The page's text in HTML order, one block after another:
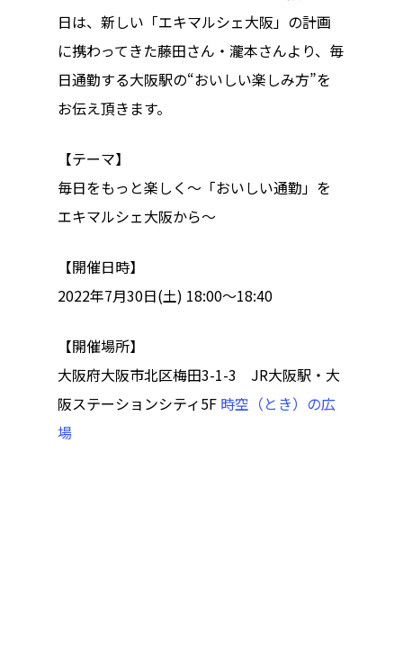
日は、新しい「エキマルシェ大阪」の計画
に携わってきた藤田さん・瀧本さんより、毎
日通勤する大阪駅の“おいしい楽しみ方”を
お伝え頂きます。
【テーマ】
毎日をもっと楽しく～「おいしい通勤」を
エキマルシェ大阪から～
【開催日時】
2022年7月30日(土) 18:00〜18:40
【開催場所】
大阪府大阪市北区梅田3-1-3 JR大阪駅・大
阪ステーションシティ5F 時空（とき）の広
場
ハイパー縁側@阿倍
ハイパー縁側@新京
Archives
Category
アート／文化／音楽
アクセス